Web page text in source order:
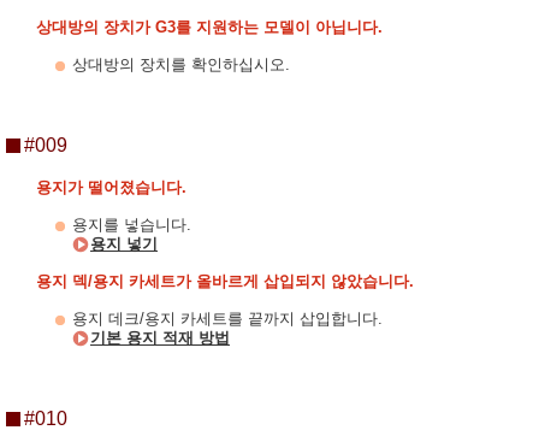
상대방의 장치가 G3를 지원하는 모델이 아닙니다.
상대방의 장치를 확인하십시오.
#009
용지가 떨어졌습니다.
용지를 넣습니다.
용지 넣기
용지 덱/용지 카세트가 올바르게 삽입되지 않았습니다.
용지 데크/용지 카세트를 끝까지 삽입합니다.
기본 용지 적재 방법
#010